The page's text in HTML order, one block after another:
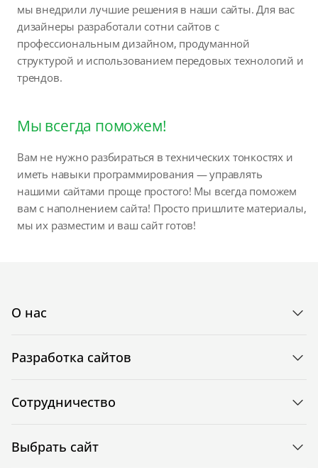
мы внедрили лучшие решения в наши сайты. Для вас
дизайнеры разработали сотни сайтов с
профессиональным дизайном, продуманной
структурой и использованием передовых технологий и
трендов.
Мы всегда поможем!
Вам не нужно разбираться в технических тонкостях и
иметь навыки программирования — управлять
нашими сайтами проще простого! Мы всегда поможем
вам с наполнением сайта! Просто пришлите материалы,
мы их разместим и ваш сайт готов!
О нас
Разработка сайтов
Сотрудничество
Выбрать сайт